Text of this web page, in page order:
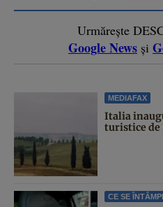
Urmărește
Google News și
MEDIAFAX
Italia
turistice de
CE SE